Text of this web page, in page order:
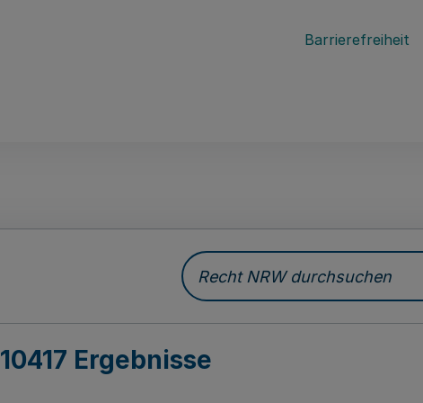
Barrierefreiheit
Recht NRW durchsuchen
10417 Ergebnisse